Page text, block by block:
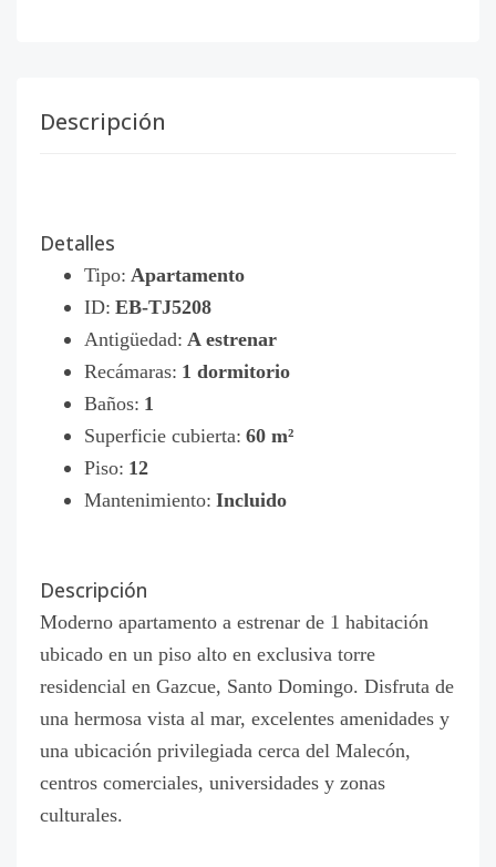
Descripción
Detalles
Tipo: Apartamento
ID: EB-TJ5208
Antigüedad: A estrenar
Recámaras: 1 dormitorio
Baños: 1
Superficie cubierta: 60 m²
Piso: 12
Mantenimiento: Incluido
Descripción
Moderno apartamento a estrenar de 1 habitación
ubicado en un piso alto en exclusiva torre
residencial en Gazcue, Santo Domingo. Disfruta de
una hermosa vista al mar, excelentes amenidades y
una ubicación privilegiada cerca del Malecón,
centros comerciales, universidades y zonas
culturales.